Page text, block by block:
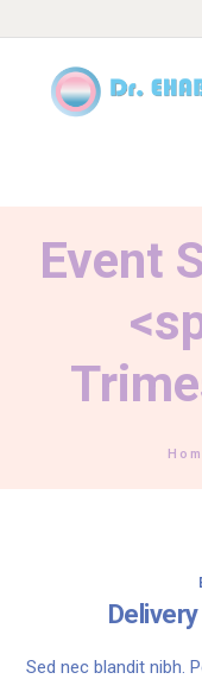
Event
Sed nec blandit nibh.